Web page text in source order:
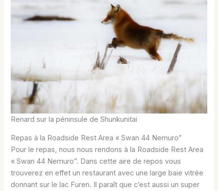
Renard sur la péninsule de Shunkunitai
Repas à la Roadside Rest Area « Swan 44 Nemuro”
Pour le repas, nous nous rendons à la Roadside Rest Area
« Swan 44 Nemuro”. Dans cette aire de repos vous
trouverez en effet un restaurant avec une large baie vitrée
donnant sur le lac Furen. Il paraît que c’est aussi un super